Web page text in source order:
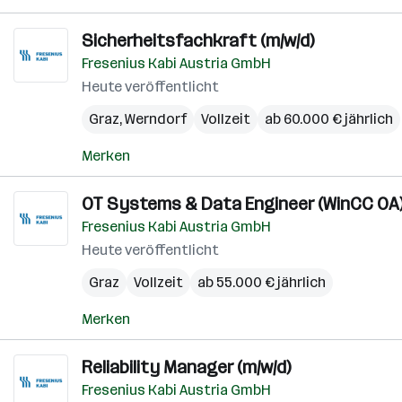
Sicherheitsfachkraft (m/w/d)
Fresenius Kabi Austria GmbH
Heute veröffentlicht
Graz,Werndorf Vollzeit ab 60.000 € jährlich
Merken
OT Systems & Data Engineer (WinCC
Fresenius Kabi Austria GmbH
Heute veröffentlicht
Graz
Vollzeit ab 55.000 € jährlich
Merken
Reliability Manager (m/w/d)
Fresenius Kabi Austria GmbH